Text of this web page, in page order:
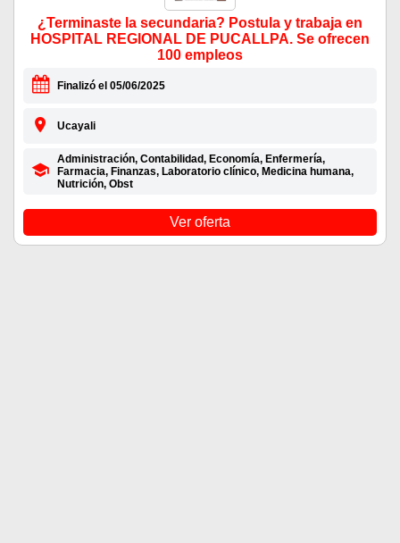
¿Terminaste la secundaria? Postula y trabaja en
HOSPITAL REGIONAL DE PUCALLPA. Se ofrecen
100 empleos
Finalizó el 05/06/2025
Ucayali
Administración, Contabilidad, Economía, Enfermería,
Farmacia, Finanzas, Laboratorio clínico, Medicina humana,
Nutrición, Obst
Ver oferta